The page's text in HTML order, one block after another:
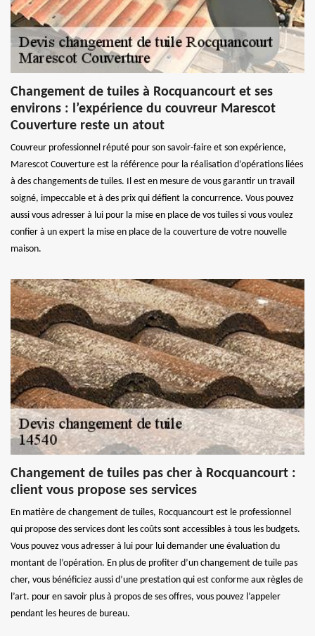
Changement de tuiles à Rocquancourt et ses
environs : l’expérience du couvreur Marescot
Couverture reste un atout
Couvreur professionnel réputé pour son savoir-faire et son expérience,
Marescot Couverture est la référence pour la réalisation d’opérations liées
à des changements de tuiles. Il est en mesure de vous garantir un travail
soigné, impeccable et à des prix qui défient la concurrence. Vous pouvez
aussi vous adresser à lui pour la mise en place de vos tuiles si vous voulez
confier à un expert la mise en place de la couverture de votre nouvelle
maison.
Changement de tuiles pas cher à Rocquancourt :
client vous propose ses services
En matière de changement de tuiles, Rocquancourt est le professionnel
qui propose des services dont les coûts sont accessibles à tous les budgets.
Vous pouvez vous adresser à lui pour lui demander une évaluation du
montant de l’opération. En plus de profiter d’un changement de tuile pas
cher, vous bénéficiez aussi d’une prestation qui est conforme aux règles de
l’art. pour en savoir plus à propos de ses offres, vous pouvez l’appeler
pendant les heures de bureau.